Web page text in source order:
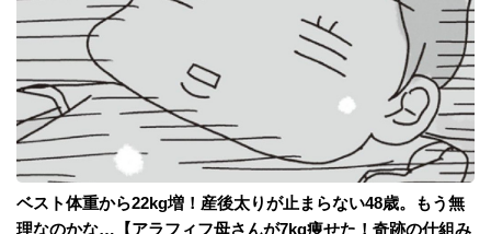
ベスト体重から22kg増！産後太りが止まらない48歳。もう無
理なのかな…【アラフィフ母さんが7kg痩せた！奇跡の仕組み